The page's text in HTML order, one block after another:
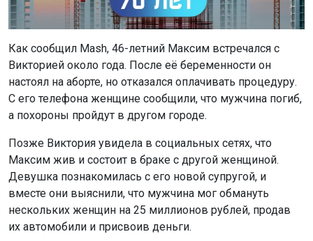
Как сообщил Mash, 46-летний Максим встречался с
Викторией около года. После её беременности он
настоял на аборте, но отказался оплачивать процедуру.
С его телефона женщине сообщили, что мужчина погиб,
а похороны пройдут в другом городе.
Позже Виктория увидела в социальных сетях, что
Максим жив и состоит в браке с другой женщиной.
Девушка познакомилась с его новой супругой, и
вместе они выяснили, что мужчина мог обмануть
нескольких женщин на 25 миллионов рублей, продав
их автомобили и присвоив деньги.